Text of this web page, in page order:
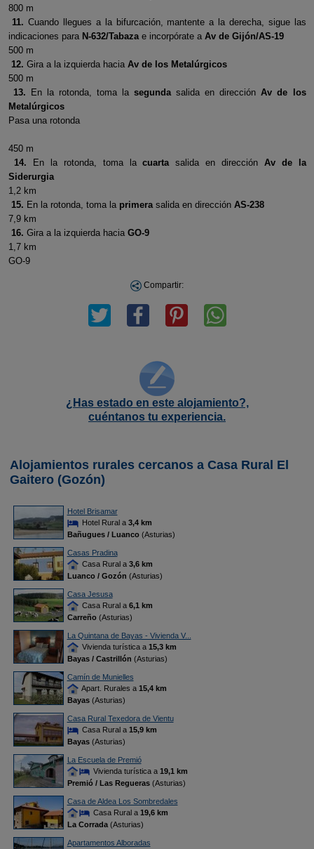
800 m
11. Cuando llegues a la bifurcación, mantente a la derecha, sigue las
indicaciones para N-632/Tabazae incorpórate a Av de Gijón/AS-19
500 m
12. Gira a la izquierda hacia Av de los Metalúrgicos
500 m
13. En la rotonda, toma lasegundasalida en direcciónAv de los
Metalúrgicos
Pasa una rotonda
450 m
14. En la rotonda, toma lacuartasalida en dirección Av de la
Siderurgia
1,2 km
15. En la rotonda, toma la primerasalida en dirección AS-238
7,9 km
16. Gira a la izquierda hacia GO-9
1,7 km
GO-9
Compartir:
¿Has estado en este alojamiento?,
cuéntanos tu experiencia.
Alojamientos rurales cercanos a Casa Rural El
Gaitero (Gozón)
Hotel Brisamar
Hotel Rural a 3,4 km
Bañugues / Luanco(Asturias)
Casas Pradina
Casa Rural a 3,6 km
Luanco / Gozón (Asturias)
Casa Jesusa
Casa Rural a 6,1 km
Carreño(Asturias)
La Quintana de Bayas - Vivienda V...
Vivienda turística a 15,3 km
Bayas / Castrillón (Asturias)
Camín de Munielles
Apart. Rurales a 15,4 km
Bayas(Asturias)
Casa Rural Texedora de Vientu
Casa Rural a 15,9 km
Bayas(Asturias)
La Escuela de Premió
Vivienda turística a 19,1 km
Premió / Las Regueras(Asturias)
Casa de Aldea Los Sombredales
Casa Rural a 19,6 km
La Corrada(Asturias)
Apartamentos Alboradas